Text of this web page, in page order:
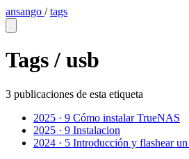
ansango /tags
Tags / usb
3 publicaciones de esta etiqueta
2025 · 9 Cómo instalar TrueNAS
2025 · 9 Instalacion
2024 · 5 Introducción y flashear